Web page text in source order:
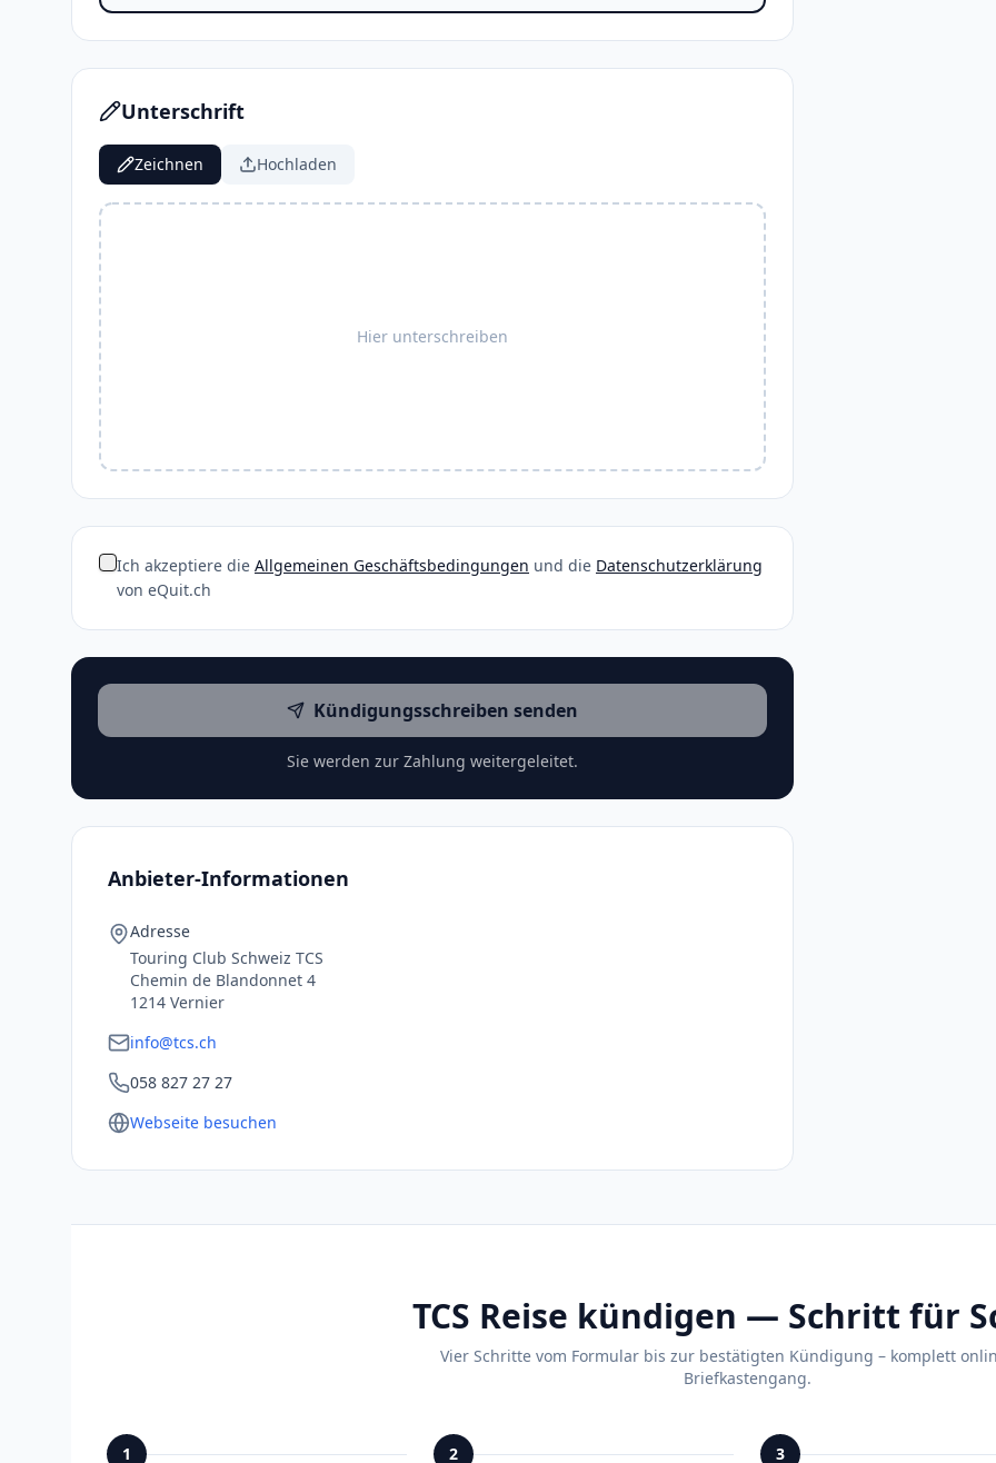
Unterschrift
Zeichnen Hochladen
Hier unterschreiben
Ich akzeptiere die Allgemeinen Geschäftsbedingungen und die Datenschutzerklärung
von eQuit.ch
Kündigungsschreiben senden
Sie werden zur Zahlung weitergeleitet.
Anbieter-Informationen
Adresse
Touring Club Schweiz TCS
Chemin de Blandonnet 4
1214 Vernier
info@tcs.ch
058 827 27 27
Webseite besuchen
TCS Reise kündigen — Schritt für
Vier Schritte vom Formular bis zur bestätigten Kündigung – komplett
Briefkastengang.
1 2 3